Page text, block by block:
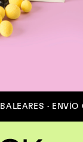
· ENVÍO